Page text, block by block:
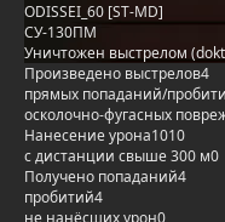
ODISSEI_60 [ST-MD]
СУ-130ПМ
Уничтожен выстрелом
Произведено выстрелов4
прямых попаданий/
осколочно-фугасных
Нанесение урона1010
с дистанции свыше 300 м0
Получено попаданий4
пробитий4
не нанёсших урон0